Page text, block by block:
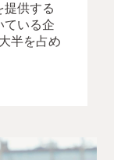
提供する
ている企
半を占め